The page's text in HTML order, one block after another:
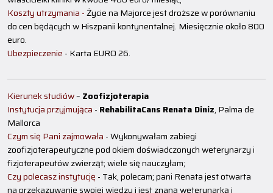
Koszty utrzymania -Życie na Majorce jest droższe w porównaniu
do cen będących w Hiszpanii kontynentalnej. Miesięcznie około 800
euro.
Ubezpieczenie - Karta EURO 26.
Kierunek studiów– Zoofizjoterapia
Instytucja przyjmująca - RehabilitaCans Renata Diniz, Palma de
Mallorca
Czym się Pani zajmowała - Wykonywałam zabiegi
zoofizjoterapeutyczne pod okiem doświadczonych weterynarzy i
fizjoterapeutów zwierząt; wiele się nauczyłam;
Czy polecasz instytucję - Tak, polecam; pani Renata jest otwarta
na przekazywanie swojej wiedzy i jest znaną weterynarką i